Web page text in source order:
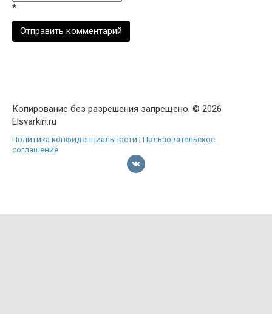
*
Копирование без разрешения запрещено. © 2026
Elsvarkin.ru
Политика конфиденциальности | Пользовательское
соглашение